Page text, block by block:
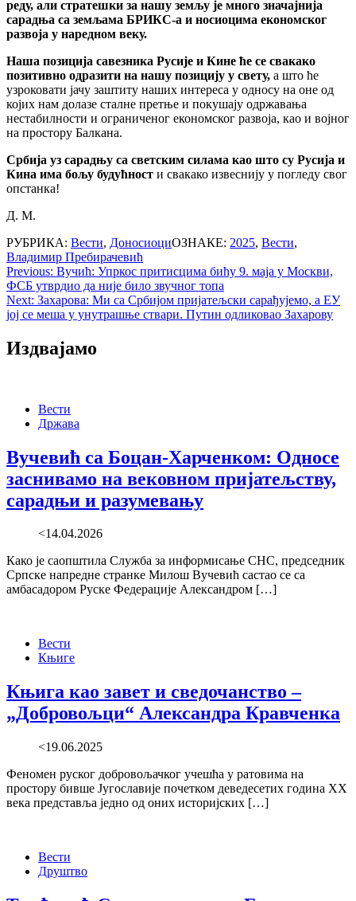
реду, али стратешки за нашу земљу је много значајнија
сарадња са земљама БРИКС-а и носиоцима економског
развоја у наредном веку.
Наша позиција савезника Русије и Кине ће се свакако
позитивно одразити на нашу позицију у свету, а што ће
узроковати јачу заштиту наших интереса у односу на оне од
којих нам долазе сталне претње и покушају одржавања
нестабилности и ограниченог економског развоја, као и војног
на простору Балкана.
Србија уз сарадњу са светским силама као што су Русија и
Кина има бољу будућност и свакако извеснију у погледу свог
опстанка!
Д. М.
РУБРИКА: Вести, ДоносиоциОЗНАКЕ: 2025, Вести,
Владимир Пребирачевић
Post
navigation
Previous: Вучић: Упркос притисцима бићу 9. маја у Москви,
ФСБ утврдио да није било звучног топа
Next: Захарова: Ми са Србијом пријатељски сарађујемо, а ЕУ
јој се меша у унутрашње ствари. Путин одликовао Захарову
Издвајамо
Вести
Држава
Вучевић са Боцан-Харченком: Односе
заснивамо на вековном пријатељству,
сарадњи и разумевању
<14.04.2026
Како је саопштила Служба за информисање СНС, председник
Српске напредне странке Милош Вучевић састао се са
амбасадором Руске Федерације Александром […]
Вести
Књиге
Књига као завет и сведочанство –
„Добровољци“ Александра Кравченка
<19.06.2025
Феномен руског добровољачког учешћа у ратовима на
простору бивше Југославије почетком деведесетих година XX
века представља једно од оних историјских […]
Вести
Друштво